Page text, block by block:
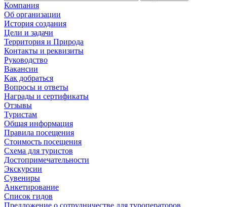
Компания
Об организации
История создания
Цели и задачи
Территория и Природа
Контакты и реквизиты
Руководство
Вакансии
Как добраться
Вопросы и ответы
Награды и сертификаты
Отзывы
Туристам
Общая информация
Правила посещения
Стоимость посещения
Схема для туристов
Достопримечательности
Экскурсии
Сувениры
Анкетирование
Список гидов
Предложение о сотрудничестве для туроператоров